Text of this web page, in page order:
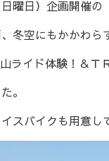
曜日）企画開催の
冬空にもかかわ
ライド体験！＆
。
スバイクも用意し